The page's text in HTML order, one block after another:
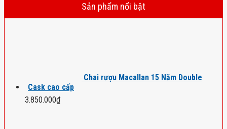
Sản phẩm nổi bật
Chai rượu Macallan 15 Năm Double
Cask cao cấp
3.850.000₫